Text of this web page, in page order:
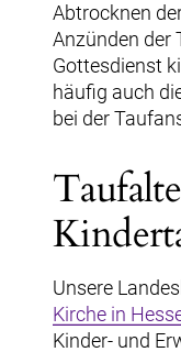
Abtrocknen
Anzünden der
Gottesdienst
häufig auch
bei der
Unsere
Kirche in
Kinder- und